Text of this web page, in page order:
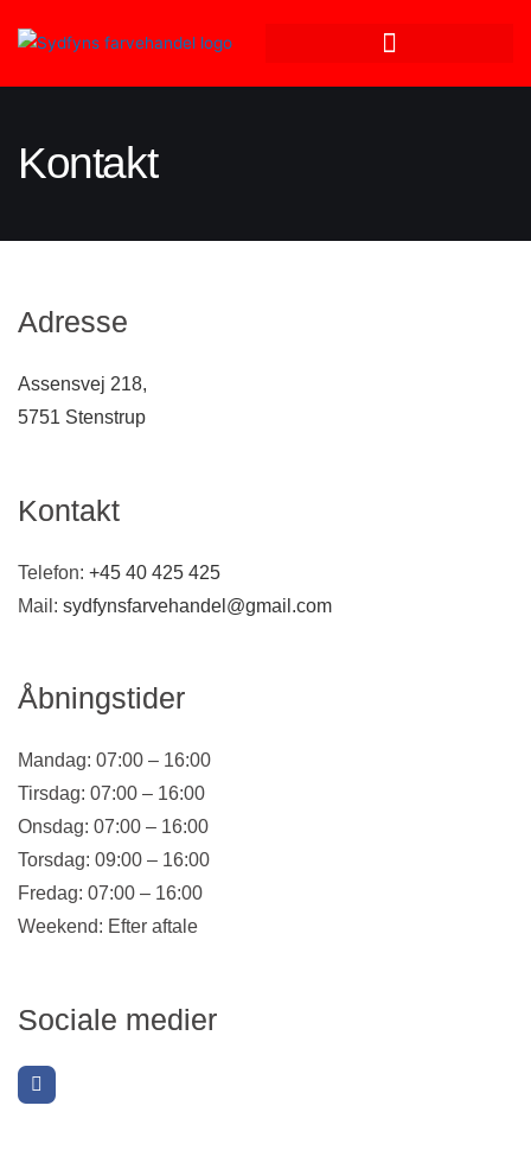
Kontakt
Adresse
Assensvej 218,
5751 Stenstrup
Kontakt
Telefon: +45 40 425 425
Mail: sydfynsfarvehandel@gmail.com
Åbningstider
Mandag: 07:00 – 16:00
Tirsdag: 07:00 – 16:00
Onsdag: 07:00 – 16:00
Torsdag: 09:00 – 16:00
Fredag: 07:00 – 16:00
Weekend: Efter aftale
Sociale medier